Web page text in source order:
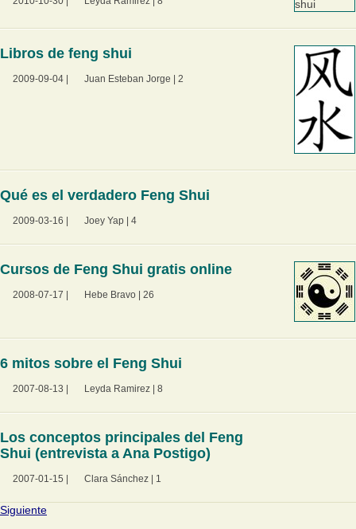
Libros de feng shui
2009-09-04 Juan Esteban Jorge 2
Qué es el verdadero Feng Shui
2009-03-16 Joey Yap 4
Cursos de Feng Shui gratis online
2008-07-17 Hebe Bravo 26
6 mitos sobre el Feng Shui
2007-08-13 Leyda Ramirez 8
Los conceptos principales del Feng
Shui (entrevista a Ana Postigo)
2007-01-15 Clara Sánchez 1
Siguiente